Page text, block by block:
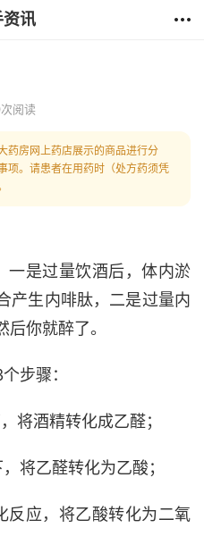
讯
阅读
药房网上药店展示的商品进行分
项。请患者在用药时（处方药须凭
一是过量饮酒后，体内淤
产生内啡肽，二是过量内
你就醉了。
步骤：
将酒精转化成乙醛；
将乙醛转化为乙酸；
反应，将乙酸转化为二氧